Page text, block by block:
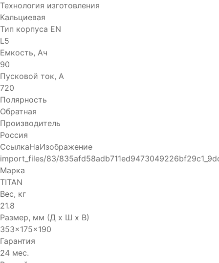
Технология изготовления
Кальциевая
Тип корпуса EN
L5
Емкость, Ач
90
Пусковой ток, А
720
Полярность
Обратная
Производитель
Россия
СсылкаНаИзображение
import_files/83/
Марка
TITAN
Вес, кг
21.8
Размер, мм (Д x Ш x В)
353x175x190
Гарантия
24 мес.